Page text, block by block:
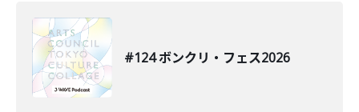
#124 ボンクリ・フェス2026